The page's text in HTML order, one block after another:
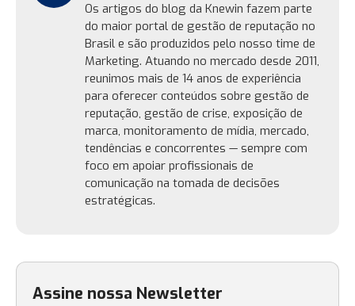
Assine nossa Newsletter
Os artigos do blog da Knewin fazem parte
do maior portal de gestão de reputação no
Brasil e são produzidos pelo nosso time de
Marketing. Atuando no mercado desde 2011,
reunimos mais de 14 anos de experiência
para oferecer conteúdos sobre gestão de
reputação, gestão de crise, exposição de
marca, monitoramento de mídia, mercado,
tendências e concorrentes — sempre com
foco em apoiar profissionais de
comunicação na tomada de decisões
estratégicas.